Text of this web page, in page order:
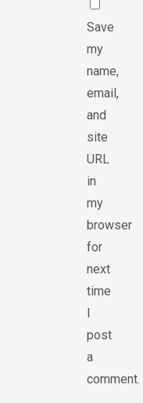
Save
my
name,
email,
and
site
URL
in
my
browser
for
next
time
I
post
a
comment.